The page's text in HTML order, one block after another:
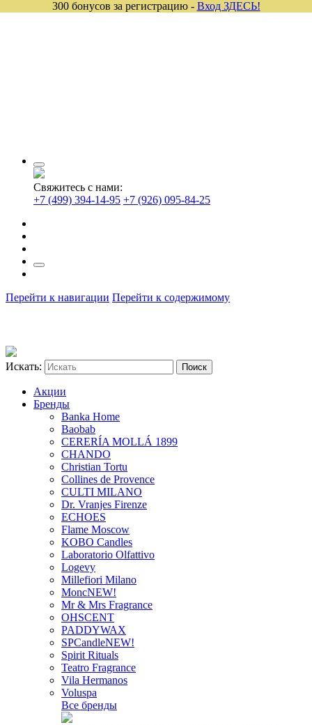
Свяжитесь с нами:
+7 (499) 394-14-95 +7 (926) 095-84-25
Перейти к навигации Перейти к содержимому
Искать:
Акции
Бренды
Banka Home
Baobab
CERERÍA MOLLÁ 1899
CHANDO
Christian Tortu
Collines de Provence
CULTI MILANO
Dr. Vranjes Firenze
ECHOES
Flame Moscow
KOBO Candles
Laboratorio Olfattivo
Logevy
Millefiori Milano
MoncNEW!
Mr & Mrs Fragrance
OHSCENT
PADDYWAX
SPCandleNEW!
Spirit Rituals
Teatro Fragrance
Vila Hermanos
Voluspa
Все бренды
300 бонусов за регистрацию - Вход ЗДЕСЬ!